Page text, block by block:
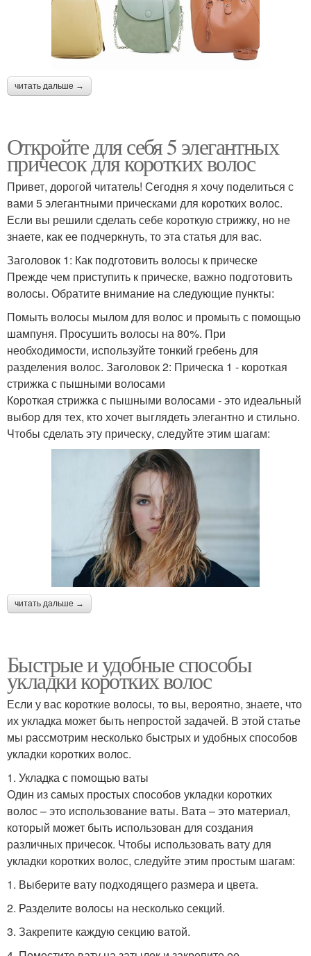
читать дальше →
Откройте для себя 5 элегантных
причесок для коротких волос
Привет, дорогой читатель! Сегодня я хочу поделиться с
вами 5 элегантными прическами для коротких волос.
Если вы решили сделать себе короткую стрижку, но не
знаете, как ее подчеркнуть, то эта статья для вас.
Заголовок 1: Как подготовить волосы к прическе
Прежде чем приступить к прическе, важно подготовить
волосы. Обратите внимание на следующие пункты:
Помыть волосы мылом для волос и промыть с помощью
шампуня. Просушить волосы на 80%. При
необходимости, используйте тонкий гребень для
разделения волос. Заголовок 2: Прическа 1 - короткая
стрижка с пышными волосами
Короткая стрижка с пышными волосами - это идеальный
выбор для тех, кто хочет выглядеть элегантно и стильно.
Чтобы сделать эту прическу, следуйте этим шагам:
читать дальше →
Быстрые и удобные способы
укладки коротких волос
Если у вас короткие волосы, то вы, вероятно, знаете, что
их укладка может быть непростой задачей. В этой статье
мы рассмотрим несколько быстрых и удобных способов
укладки коротких волос.
1. Укладка с помощью ваты
Один из самых простых способов укладки коротких
волос – это использование ваты. Вата – это материал,
который может быть использован для создания
различных причесок. Чтобы использовать вату для
укладки коротких волос, следуйте этим простым шагам:
1. Выберите вату подходящего размера и цвета.
2. Разделите волосы на несколько секций.
3. Закрепите каждую секцию ватой.